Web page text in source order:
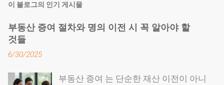
이 블로그의 인기 게시물
부동산 증여 절차와 명의 이전 시 꼭 알아야 할
것들
6/30/2025
부동산 증여 는 단순한 재산 이전이 아니